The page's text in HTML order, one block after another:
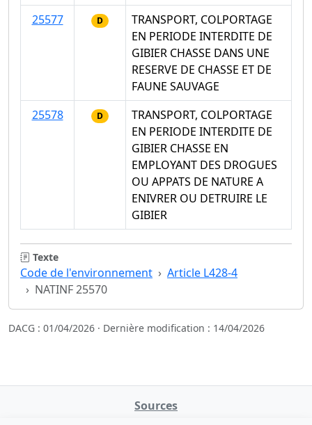
25577
D
TRANSPORT, COLPORTAGE
EN PERIODE INTERDITE DE
GIBIER CHASSE DANS UNE
RESERVE DE CHASSE ET DE
FAUNE SAUVAGE
25578
D
TRANSPORT, COLPORTAGE
EN PERIODE INTERDITE DE
GIBIER CHASSE EN
EMPLOYANT DES DROGUES
OU APPATS DE NATURE A
ENIVRER OU DETRUIRE LE
GIBIER
Texte
Code de l'environnement
Article L428-4
NATINF 25570
DACG : 01/04/2026 · Dernière modification : 14/04/2026
Sources